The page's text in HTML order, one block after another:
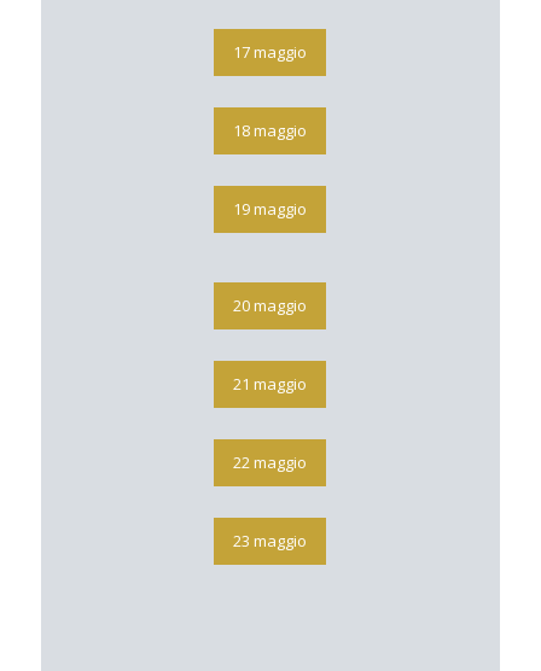
17 maggio
18 maggio
19 maggio
20 maggio
21 maggio
22 maggio
23 maggio